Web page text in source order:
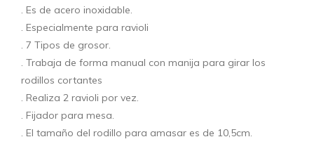
. Es de acero inoxidable.
. Especialmente para ravioli
. 7 Tipos de grosor.
. Trabaja de forma manual con manija para girar los
rodillos cortantes
. Realiza 2 ravioli por vez.
. Fijador para mesa.
. El tamaño del rodillo para amasar es de 10,5cm.